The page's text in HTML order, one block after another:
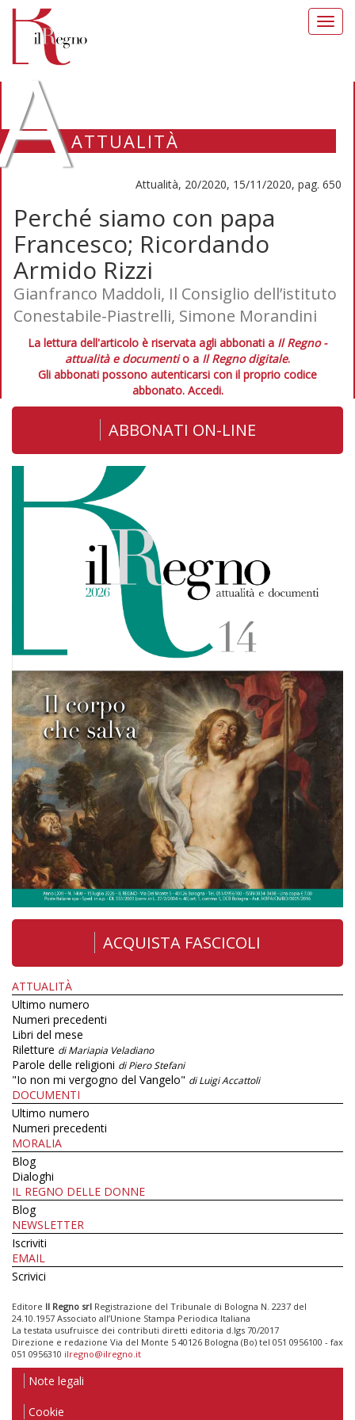
ATTUALITÀ
Attualità, 20/2020, 15/11/2020, pag. 650
Perché siamo con papa
Francesco; Ricordando
Armido Rizzi
Gianfranco Maddoli, Il Consiglio dell’istituto
Conestabile-Piastrelli, Simone Morandini
La lettura dell'articolo è riservata agli abbonati a Il Regno -
attualità e documentio a Il Regno digitale.
Gli abbonati possono autenticarsi con il proprio codice
abbonato. Accedi.
ABBONATI ON-LINE
ACQUISTA FASCICOLI
ATTUALITÀ
Ultimo numero
Numeri precedenti
Libri del mese
Riletture di Mariapia Veladiano
Parole delle religioni di Piero Stefani
"Io non mi vergogno del Vangelo" di Luigi Accattoli
DOCUMENTI
Ultimo numero
Numeri precedenti
MORALIA
Blog
Dialoghi
IL REGNO DELLE DONNE
Blog
NEWSLETTER
Iscriviti
EMAIL
Scrivici
Editore Il Regno srl Registrazione del Tribunale di Bologna N. 2237 del
24.10.1957 Associato all’Unione Stampa Periodica Italiana
La testata usufruisce dei contributi diretti editoria d.lgs 70/2017
Direzione e redazione Via del Monte 5 40126 Bologna (Bo) tel 051 0956100 - fax
051 0956310 ilregno@ilregno.it
Note legali
Cookie